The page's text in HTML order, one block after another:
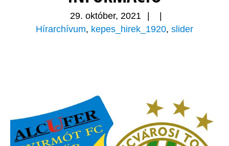
29. október, 2021
Hírarchívum, kepes_hirek_1920, slider